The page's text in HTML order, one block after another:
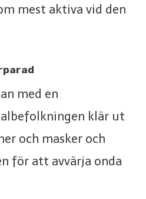
mest aktiva vid den
med en
klär ut
och masker och
för att avvärja onda